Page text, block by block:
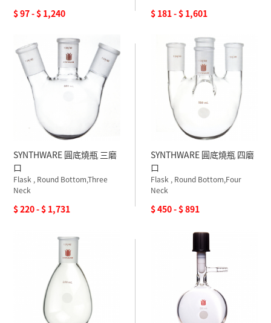
$ 97 - $ 1,240 $ 181 - $ 1,601
SYNTHWARE 圓底燒瓶 三磨
口
Flask , Round Bottom,Three
Neck
$ 220 - $ 1,731
SYNTHWARE 圓底燒瓶 四磨
口
Flask , Round Bottom,Four
Neck
$ 450 - $ 891